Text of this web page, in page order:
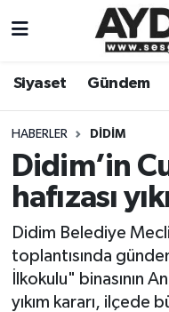
Siyaset Gündem
HABERLER DIDIM
Didim’in
hafızası
Didim Belediye
toplantısında
İlkokulu" binasının
yıkım kararı, ilçede
Gündem
Siyaset
Ekonomi
Yaşam
Eğitim
Aydın Hava
Aydin Namaz
Aydın Trafik
Süper Lig Puan
Tüm Manşetler